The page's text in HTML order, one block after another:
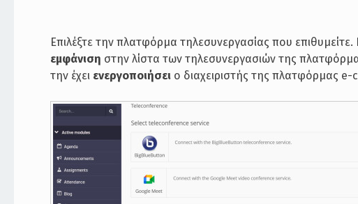
Επιλέξτε την πλατφόρμα τηλεσυνεργασίας που
εμφάνιση στην λίστα των τηλεσυνεργασιών της
την έχει ενεργοποιήσει ο διαχειριστής της πλατφόρμας e-